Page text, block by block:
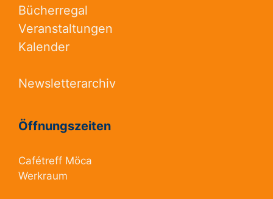
Bücherregal
Veranstaltungen
Kalender
Newsletterarchiv
Öffnungszeiten
Cafétreff Möca
Werkraum